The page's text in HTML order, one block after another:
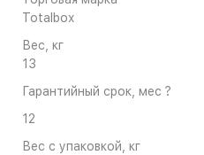
Totalbox
Вес, кг
13
Гарантийный срок, мес ?
12
Вес с упаковкой, кг